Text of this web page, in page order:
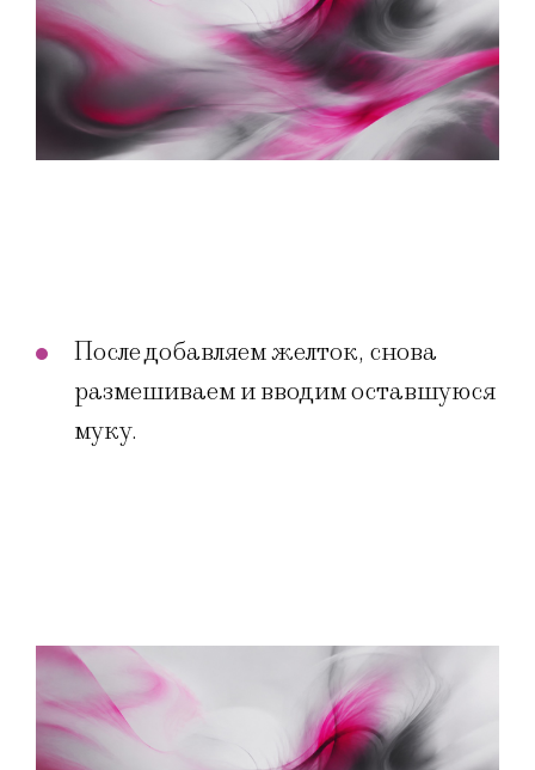
После добавляем желток, снова
размешиваем и вводим оставшуюся
муку.